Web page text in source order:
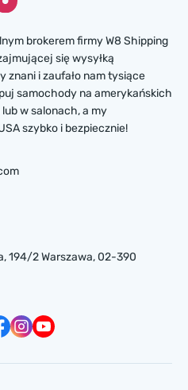
brokerem firmy W8 Shipping
się wysyłką
znani i zaufało nam tysiące
samochody na amerykańskich
w salonach, a my
szybko i bezpiecznie!
, 194/2 Warszawa, 02-390